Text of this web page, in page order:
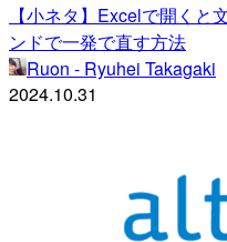
【小ネタ】Excelで開くと
ンドで一発で直す方法
Ruon - Ryuhei Takagaki
2024.10.31